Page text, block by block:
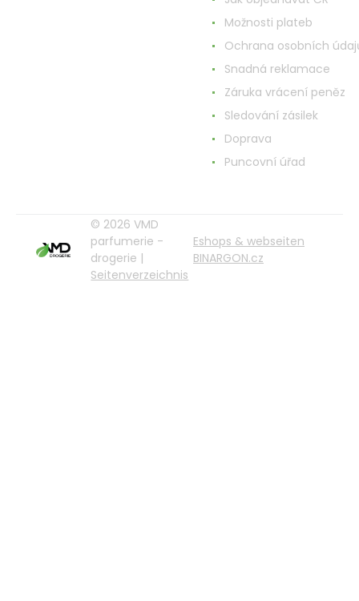
Možnosti plateb
Ochrana osobních
Snadná reklamace
Záruka vrácení peněz
Sledování zásilek
Doprava
Puncovní úřad
© 2026 VMD
parfumerie -
drogerie |
Seitenverzeichnis
Eshops & webseiten
BINARGON.cz